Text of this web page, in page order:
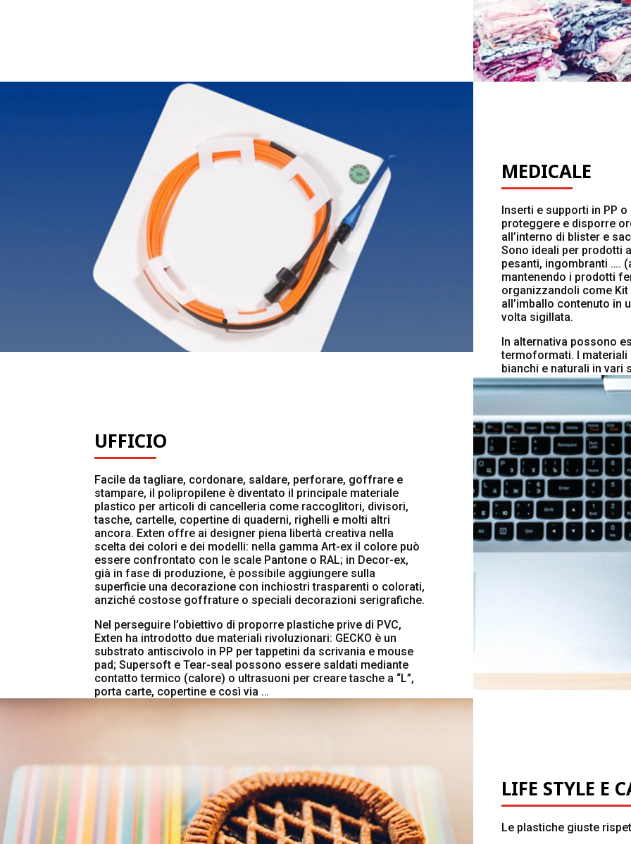
MEDICALE
Inserti e supporti in PP
proteggere e disporre
all’interno di blister e
Sono ideali per prodotti
pesanti, ingombranti ….
mantenendo i prodotti
organizzandoli come
all’imballo contenuto in
volta sigillata.
In alternativa possono
termoformati. I materiali
bianchi e naturali in vari
UFFICIO
Facile da tagliare, cordonare, saldare, perforare, goffrare e
stampare, il polipropilene è diventato il principale materiale
plastico per articoli di cancelleria come raccoglitori, divisori,
tasche, cartelle, copertine di quaderni, righelli e molti altri
ancora. Exten offre ai designer piena libertà creativa nella
scelta dei colori e dei modelli: nella gamma Art-ex il colore può
essere confrontato con le scale Pantone o RAL; in Decor-ex,
già in fase di produzione, è possibile aggiungere sulla
superficie una decorazione con inchiostri trasparenti o colorati,
anziché costose goffrature o speciali decorazioni serigrafiche.
Nel perseguire l’obiettivo di proporre plastiche prive di PVC,
Exten ha introdotto due materiali rivoluzionari: GECKO è un
substrato antiscivolo in PP per tappetini da scrivania e mouse
pad; Supersoft e Tear-seal possono essere saldati mediante
contatto termico (calore) o ultrasuoni per creare tasche a “L”,
porta carte, copertine e così via …
LIFE STYLE E
Le plastiche giuste